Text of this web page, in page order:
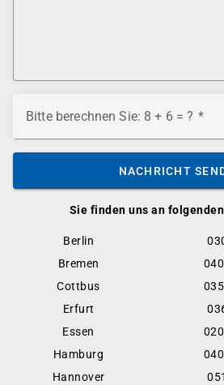
Sie finden uns an
Berlin
Bremen
Cottbus
Erfurt
Essen
Hamburg
Hannover
Bitte berechnen Sie: 8 + 6 = ?
NACHRICHT